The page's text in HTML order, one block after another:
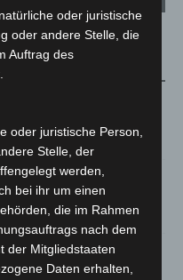
nach
in Niedersachsen
Neuwarmbüchen schnell
oder juristische
oder andere Stelle, die
Auftrag des
oder juristische Person,
Stelle, der
werden,
bei ihr um einen
die im Rahmen
nach dem
der Mitgliedstaaten
Daten erhalten,